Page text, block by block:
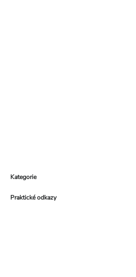
Kategorie
Praktické odkazy